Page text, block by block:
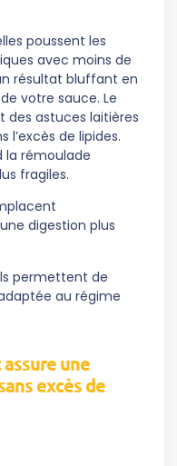
poussent les
avec moins de
résultat bluffant en
votre sauce. Le
des astuces laitières
l’excès de lipides.
la rémoulade
fragiles.
digestion plus
permettent de
au régime
une
excès de